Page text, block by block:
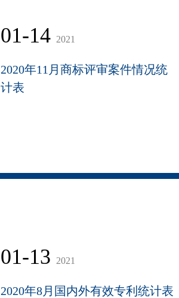
01-14 2021
2020年11月商标评审案件情况统
计表
01-13 2021
2020年8月国内外有效专利统计表